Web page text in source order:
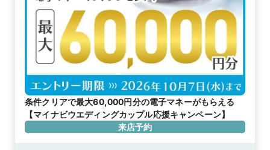
条件クリアで最大60,000円分の電子マネーがもらえる
【マイナビウエディングカップル応援キャンペーン】
来店予約